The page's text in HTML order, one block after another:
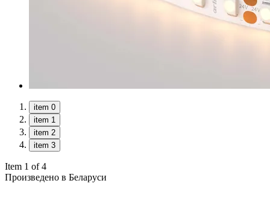
item 0
item 1
item 2
item 3
Item 1 of 4
Произведено в Беларуси